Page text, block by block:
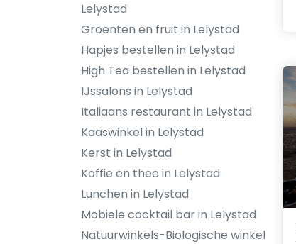
Lelystad
Groenten en fruit in Lelystad
Hapjes bestellen in Lelystad
High Tea bestellen in Lelystad
IJssalons in Lelystad
Italiaans restaurant in Lelystad
Kaaswinkel in Lelystad
Kerst in Lelystad
Koffie en thee in Lelystad
Lunchen in Lelystad
Mobiele cocktail bar in Lelystad
Natuurwinkels-Biologische winkel